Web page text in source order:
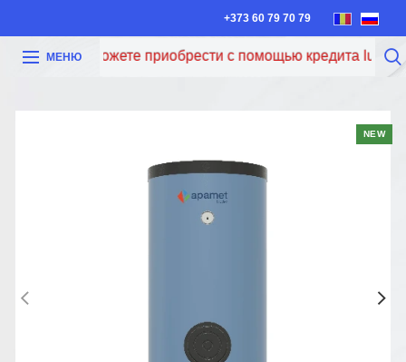
+373 60 79 70 79
МЕНЮ
вы можете приобрести с помощью кредита Iute
NEW